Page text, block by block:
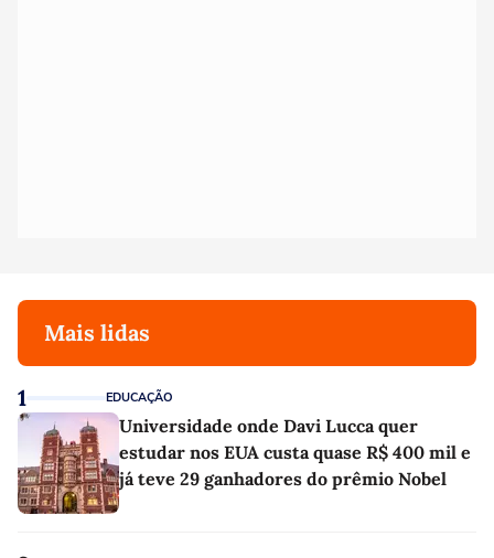
Mais lidas
1 EDUCAÇÃO
Universidade onde Davi Lucca quer
estudar nos EUA custa quase R$ 400 mil e
já teve 29 ganhadores do prêmio Nobel